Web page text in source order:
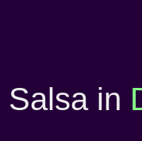
Salsa in